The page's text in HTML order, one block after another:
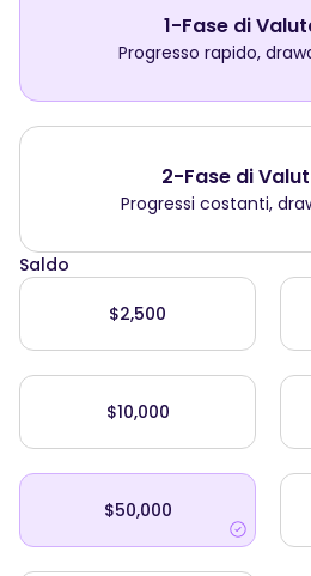
1-Fase di
Progresso rapido,
2-Fase di
Progressi costanti,
Saldo
$2,500
$10,000
$50,000